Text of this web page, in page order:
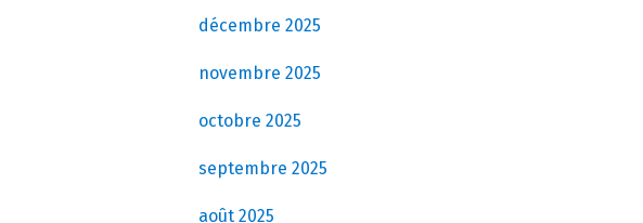
décembre 2025
novembre 2025
octobre 2025
septembre 2025
août 2025